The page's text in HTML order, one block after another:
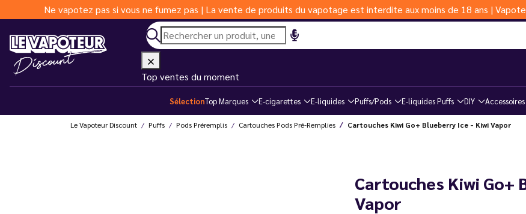
Ne vapotez pas si vous ne fumez pas | La vente de produits du vapotage est interdite aux moins de 18 ans |
Top ventes du moment
SélectionTop Marques E-cigarettes E-liquides Puffs/Pods E-liquides Puffs DIY Accessoires
Le Vapoteur Discount Puffs Pods Préremplis Cartouches Pods Pré-Remplies Cartouches Kiwi Go+ Blueberry Ice - Kiwi Vapor
Cartouches Kiwi Go+
Vapor